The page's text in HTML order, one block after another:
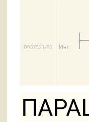
10937521/90 Изг: